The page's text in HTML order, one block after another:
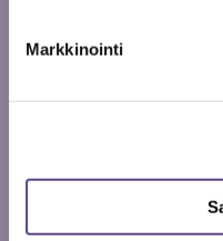
Markkinointi
kesäteattereita tai
tuotantoja ei ole
Teatterit vastaavat
oikeat tiedot, Alma
tilastoinnista ja STOD